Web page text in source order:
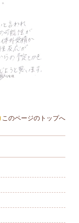
このページのトップへ